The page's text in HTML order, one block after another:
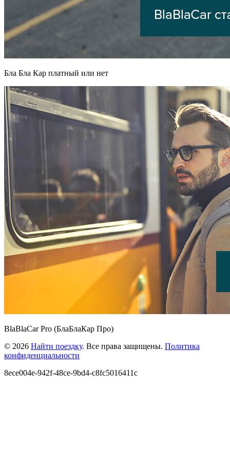
Бла Бла Кар платный или нет
BlaBlaCar Pro (БлаБлаКар Про)
© 2026 Найти поездку. Все права защищены. Политика
конфиденциальности
8ece004e-942f-48ce-9bd4-c8fc5016411c